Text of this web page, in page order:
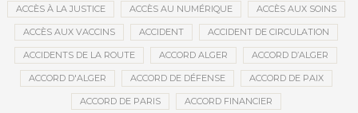
ACCÈS À LA JUSTICE ACCÈS AU NUMÉRIQUE ACCÈS AUX SOINS
ACCÈS AUX VACCINS ACCIDENT ACCIDENT DE CIRCULATION
ACCIDENTS DE LA ROUTE ACCORD ALGER ACCORD D’ALGER
ACCORD D'ALGER ACCORD DE DÉFENSE ACCORD DE PAIX
ACCORD DE PARIS ACCORD FINANCIER